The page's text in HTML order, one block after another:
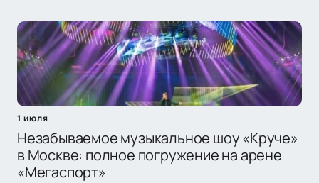
1 июля
Незабываемое музыкальное шоу «Круче»
в Москве: полное погружение на арене
«Мегаспорт»